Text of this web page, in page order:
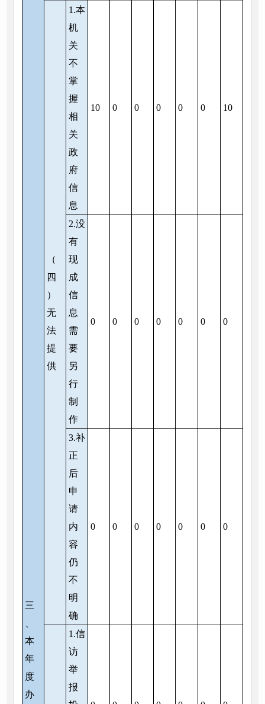
三
本
年
度
办
（
四
）
无
法
提
供
1.本
机
关
不
掌
握
相
关
政
府
信
息
10 0 0 0 0 0 10
2.没
有
现
成
信
息
需
要
另
行
制
作
0 0 0 0 0 0 0
3.补
正
后
申
请
内
容
仍
不
明
确
0 0 0 0 0 0 0
1.信
访
举
报